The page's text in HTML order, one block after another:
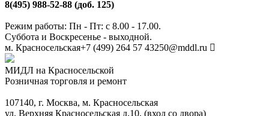
8(495) 988-52-88 (доб. 125)
Режим работы: Пн - Пт: с 8.00 - 17.00.
Суббота и Воскресенье - выходной.
м. Красносельская+7 (499) 264 57 43250@mddl.ru
МИДЛ на Красносельской
Розничная торговля и ремонт
107140, г. Москва, м. Красносельская
ул. Верхняя Красносельская д.10, (вход со двора)